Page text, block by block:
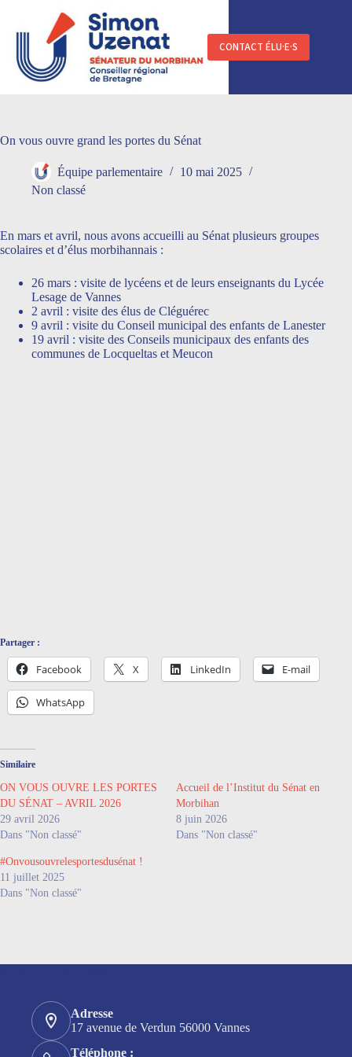
contenu
CONTACT ÉLU·E·S
On vous ouvre grand les portes du Sénat
Équipe parlementaire
10 mai 2025
Non classé
En mars et avril, nous avons accueilli au Sénat plusieurs groupes
scolaires et d’élus morbihannais :
26 mars : visite de lycéens et de leurs enseignants du Lycée
Lesage de Vannes
2 avril : visite des élus de Cléguérec
9 avril : visite du Conseil municipal des enfants de Lanester
19 avril : visite des Conseils municipaux des enfants des
communes de Locqueltas et Meucon
Partager :
Facebook X LinkedIn E-mail
WhatsApp
Similaire
ON VOUS OUVRE LES PORTES
DU SÉNAT – AVRIL 2026
29 avril 2026
Dans "Non classé"
Accueil de l’Institut du Sénat en
Morbihan
8 juin 2026
Dans "Non classé"
#Onvousouvrelesportesdusénat !
11 juillet 2025
Dans "Non classé"
Adresse
17 avenue de Verdun 56000 Vannes
Téléphone :